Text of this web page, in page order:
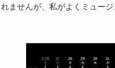
ませんが、私がよくミュー